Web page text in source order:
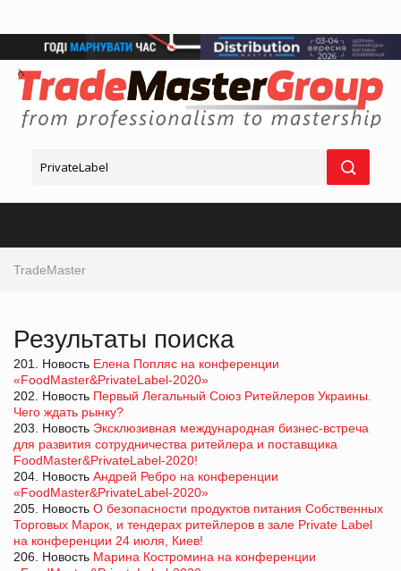
TradeMaster
Результаты поиска
201. Новость Елена Попляс на конференции
«FoodMaster&PrivateLabel-2020»
202. Новость Первый Легальный Союз Ритейлеров Украины.
Чего ждать рынку?
203. Новость Эксклюзивная международная бизнес-встреча
для развития сотрудничества ритейлера и поставщика
FoodMaster&PrivateLabel-2020!
204. Новость Андрей Ребро на конференции
«FoodMaster&PrivateLabel-2020»
205. Новость О безопасности продуктов питания Собственных
Торговых Марок, и тендерах ритейлеров в зале Private Label
на конференции 24 июля, Киев!
206. Новость Марина Костромина на конференции